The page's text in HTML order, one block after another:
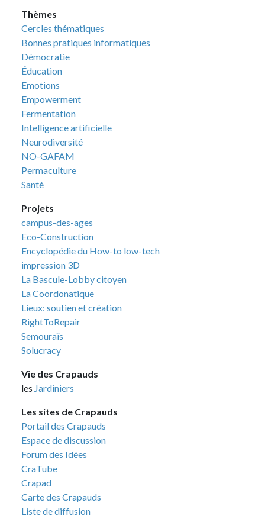
Thèmes
Cercles thématiques
Bonnes pratiques informatiques
Démocratie
Éducation
Emotions
Empowerment
Fermentation
Intelligence artificielle
Neurodiversité
NO-GAFAM
Permaculture
Santé
Projets
campus-des-ages
Eco-Construction
Encyclopédie du How-to low-tech
impression 3D
La Bascule-Lobby citoyen
La Coordonatique
Lieux: soutien et création
RightToRepair
Semouraïs
Solucracy
Vie des Crapauds
les Jardiniers
Les sites de Crapauds
Portail des Crapauds
Espace de discussion
Forum des Idées
CraTube
Crapad
Carte des Crapauds
Liste de diffusion